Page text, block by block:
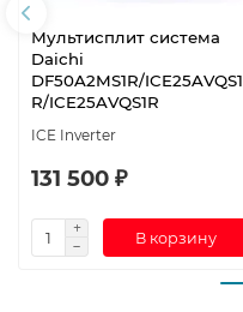
Мультисплит система
Daichi
DF50A2MS1R/ICE25AVQS1
R/ICE25AVQS1R
ICE Inverter
131 500 ₽
В корзину